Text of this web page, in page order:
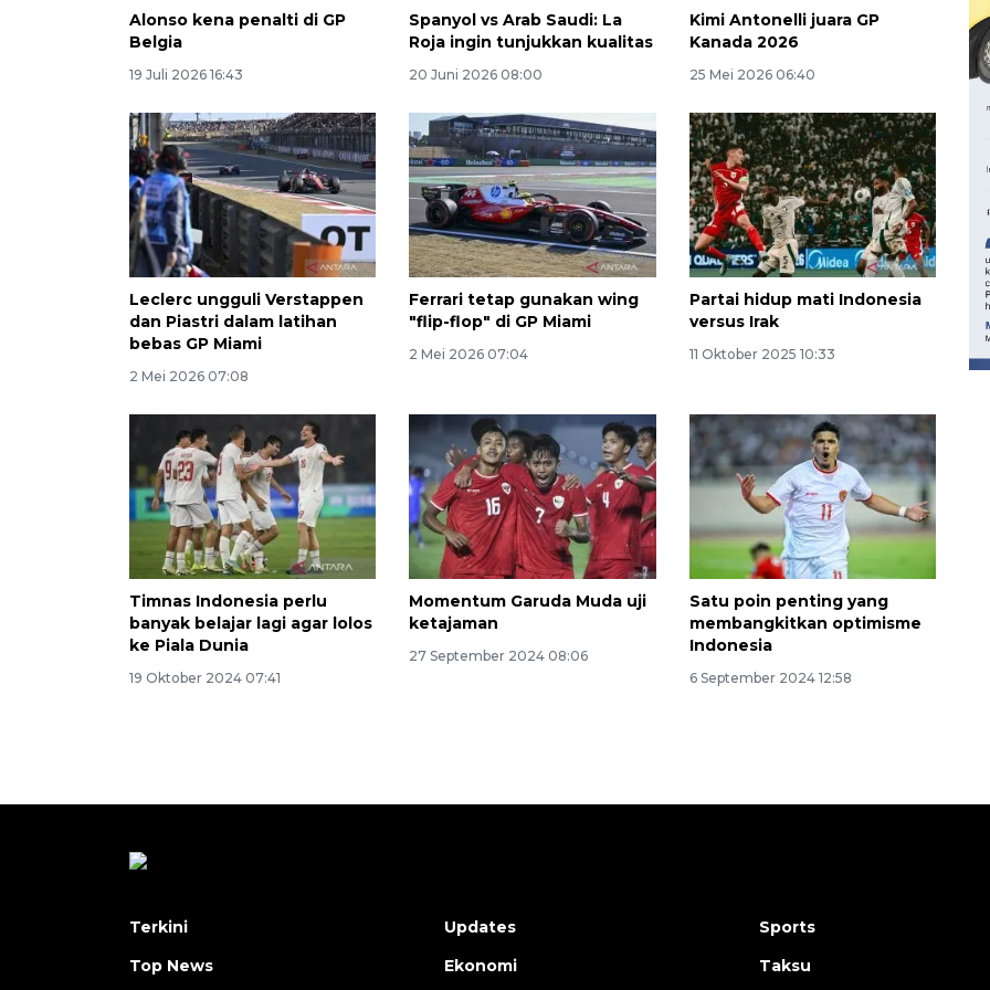
Alonso kena penalti di GP
Belgia
19 Juli 2026 16:43
Spanyol vs Arab Saudi: La
Roja ingin tunjukkan kualitas
20 Juni 2026 08:00
Kimi Antonelli juara GP
Kanada 2026
25 Mei 2026 06:40
Leclerc ungguli Verstappen
dan Piastri dalam latihan
bebas GP Miami
2 Mei 2026 07:08
Ferrari tetap gunakan wing
"flip-flop" di GP Miami
2 Mei 2026 07:04
Partai hidup mati Indonesia
versus Irak
11 Oktober 2025 10:33
Timnas Indonesia perlu
banyak belajar lagi agar lolos
ke Piala Dunia
19 Oktober 2024 07:41
Momentum Garuda Muda uji
ketajaman
27 September 2024 08:06
Satu poin penting yang
membangkitkan optimisme
Indonesia
6 September 2024 12:58
160 ribu sambungan baru
jaringan gas 2026
Terkini
Top News
Updates
Ekonomi
Sports
Taksu